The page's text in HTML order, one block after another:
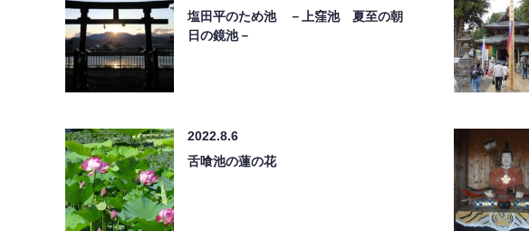
塩田平のため池 －上窪池 夏至の朝
日の鏡池－
2022.8.6
舌喰池の蓮の花